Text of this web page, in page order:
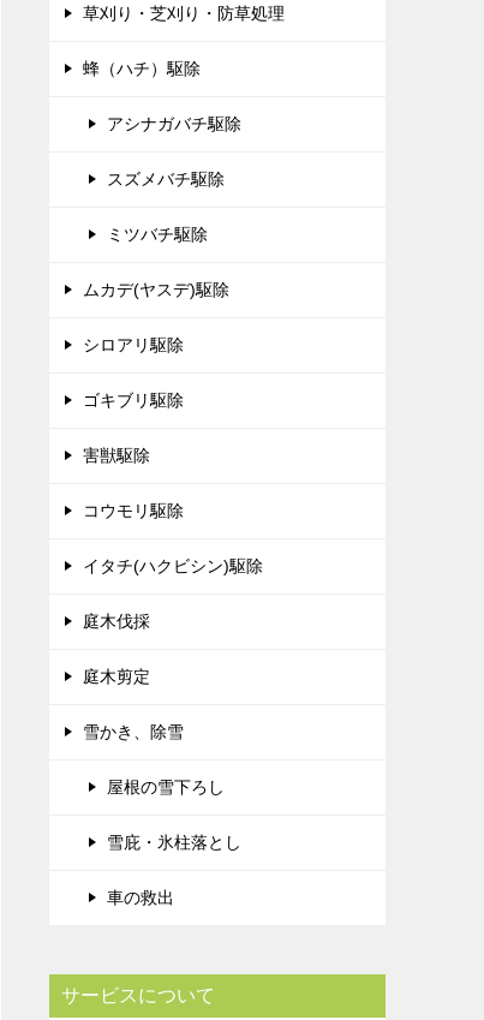
草刈り・芝刈り・防草処理
蜂（ハチ）駆除
アシナガバチ駆除
スズメバチ駆除
ミツバチ駆除
ムカデ(ヤスデ)駆除
シロアリ駆除
ゴキブリ駆除
害獣駆除
コウモリ駆除
イタチ(ハクビシン)駆除
庭木伐採
庭木剪定
雪かき、除雪
屋根の雪下ろし
雪庇・氷柱落とし
車の救出
サービスについて